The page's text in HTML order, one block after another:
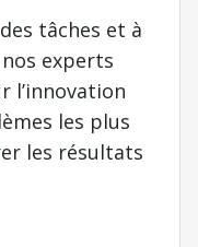
tâches et à
experts
l’innovation
les plus
les résultats